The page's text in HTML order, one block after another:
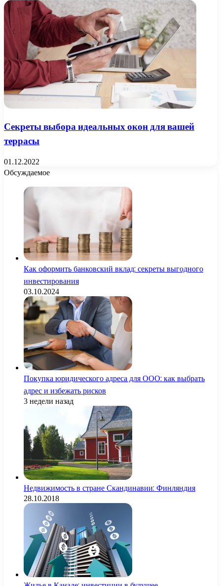
Секреты выбора идеальных окон для вашей
террасы
01.12.2022
Обсуждаемое
Как оформить банковский вклад: секреты выгодного
инвестирования
03.10.2024
Покупка юридического адреса для ООО: как выбрать
адрес и избежать рисков
3 недели назад
Недвижимость в стране Скандинавии: Финляндия
28.10.2018